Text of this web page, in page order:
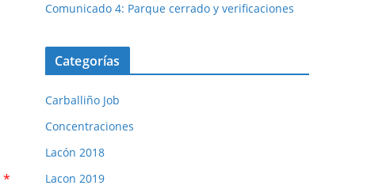
*
Comunicado 4: Parque cerrado y verificaciones
Categorías
Carballiño Job
Concentraciones
Lacón 2018
Lacon 2019